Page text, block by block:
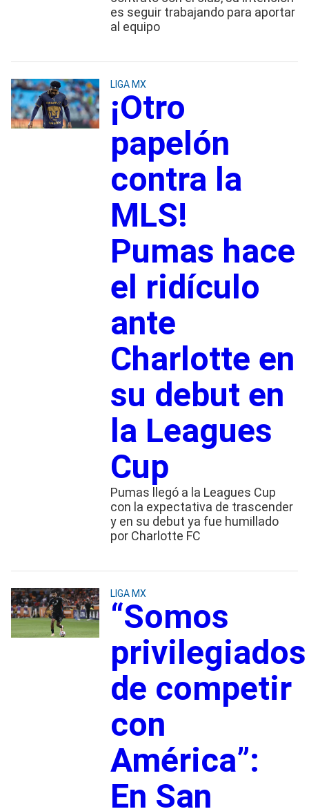
es seguir trabajando para aportar
al equipo
LIGA MX
¡Otro
papelón
contra la
MLS!
Pumas hace
el ridículo
ante
Charlotte en
su debut en
la Leagues
Cup
Pumas llegó a la Leagues Cup
con la expectativa de trascender
y en su debut ya fue humillado
por Charlotte FC
LIGA MX
“Somos
privilegiados
de competir
con
América”:
En San